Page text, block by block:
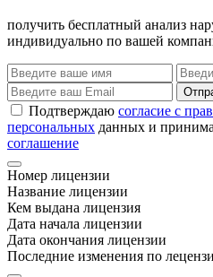
получить бесплатный анализ
индивидуально по вашей
Подтверждаю согласие с
персональных данных и
соглашение
Номер лицензии
Название лицензии
Кем выдана лицензия
Дата начала лицензии
Дата окончания лицензии
Последние изменения по